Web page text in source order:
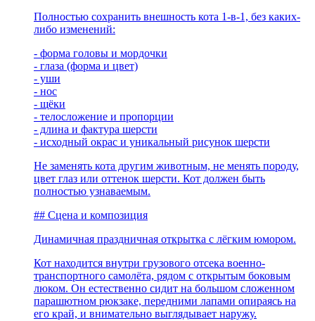
Полностью сохранить внешность кота 1-в-1, без каких-
либо изменений:
- форма головы и мордочки
- глаза (форма и цвет)
- уши
- нос
- щёки
- телосложение и пропорции
- длина и фактура шерсти
- исходный окрас и уникальный рисунок шерсти
Не заменять кота другим животным, не менять породу,
цвет глаз или оттенок шерсти. Кот должен быть
полностью узнаваемым.
## Сцена и композиция
Динамичная праздничная открытка с лёгким юмором.
Кот находится внутри грузового отсека военно-
транспортного самолёта, рядом с открытым боковым
люком. Он естественно сидит на большом сложенном
парашютном рюкзаке, передними лапами опираясь на
его край, и внимательно выглядывает наружу.